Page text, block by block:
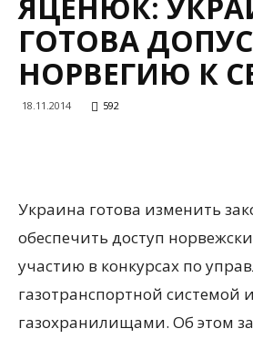
ГОТОВА
НОРВЕГИЮ К
18.11.2014 592
Украина готова изменить
обеспечить доступ
участию в конкурсах по
газотранспортной
газохранилищами. Об этом